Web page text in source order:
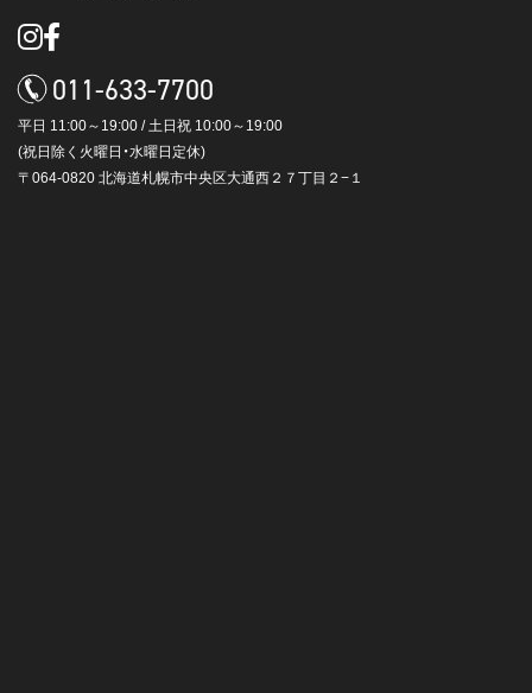
011-633-7700
平日 11:00～19:00 / 土日祝 10:00～19:00
(祝日除く火曜日・水曜日定休)
〒064-0820 北海道札幌市中央区大通西２７丁目２−１